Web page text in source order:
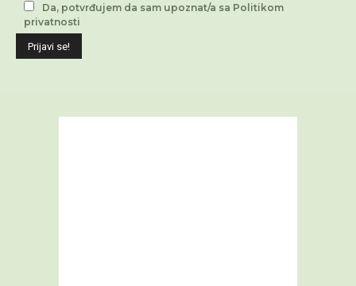
Da, potvrđujem da sam upoznat/a sa Politikom
privatnosti